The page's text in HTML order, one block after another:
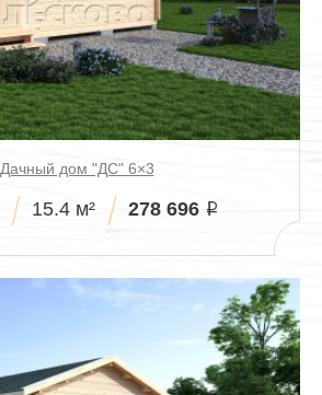
Дачный дом "ДС" 6×3
15.4 м² 278 696 i